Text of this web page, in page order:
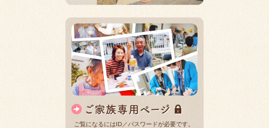
ご覧になるにはID／パスワードが必要です。